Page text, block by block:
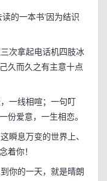
的一本书’因为结识
次拿起电话机四肢冰
久而久之有主意十点
一线相喧；一句叮
份爱意，一生相恋。
息万变的世界上、
着你！
你的一天，就是晴朗